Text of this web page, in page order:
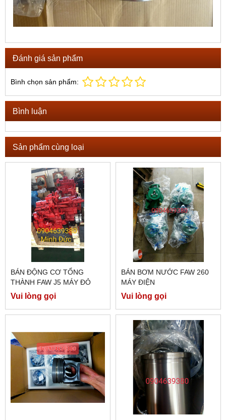
Đánh giá sản phẩm
Bình chọn sản phẩm:
Bình luận
Sản phẩm cùng loại
BÁN ĐỘNG CƠ TỔNG
THÀNH FAW J5 MÁY ĐỎ
Vui lòng gọi
BÁN BƠM NƯỚC FAW 260
MÁY ĐIỆN
Vui lòng gọi